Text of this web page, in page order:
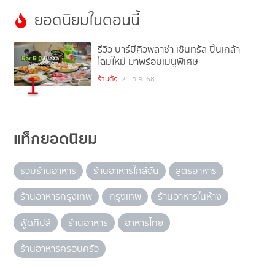
ยอดนิยมในตอนนี้
1
รีวิว บาร์บีคิวพลาซ่า เซ็นทรัล ปิ่นเกล้า
โฉมใหม่ มาพร้อมเมนูพิเศษ
ร้านดัง 21 ก.ค. 68
แท็กยอดนิยม
รวมร้านอาหาร ร้านอาหารใกล้ฉัน
สูตรอาหาร
ร้านอาหารกรุงเทพ
กรุงเทพ
ร้านอาหารในห้าง
ฟู้ดทิปส์
ร้านอาหาร
อาหารไทย
ร้านอาหารครอบครัว